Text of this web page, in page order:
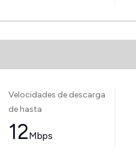
Velocidades de descarga
de hasta
12Mbps